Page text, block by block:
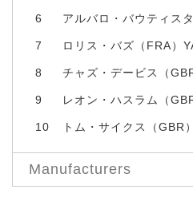
6 アルバロ・バウティス
7 ロリス・バズ（FRA）
8 チャズ・デービス（
9 レオン・ハスラム（
10 トム・サイクス（GBR
Manufacturers